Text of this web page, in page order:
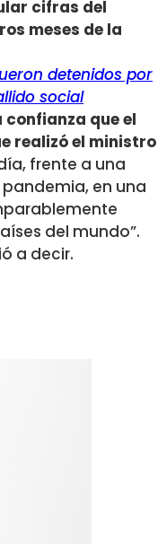
cifras del
meses de la
detenidos por
social
confianza que el
realizó el ministro
frente a una
en una
del mundo”.
a decir.